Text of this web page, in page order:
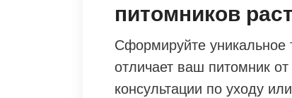
питомников
Сформируйте уникальное
отличает ваш питомник
консультации по уходу